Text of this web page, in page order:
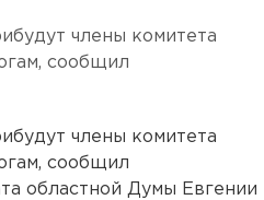
члены комитета
сообщил
члены комитета
сообщил
областной Думы Евгении